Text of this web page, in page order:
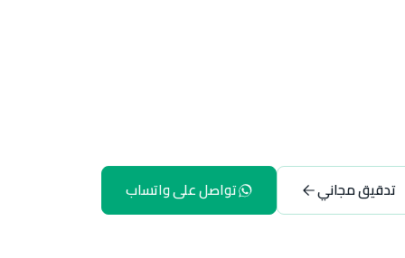
تواصل على واتساب تدقيق مجاني